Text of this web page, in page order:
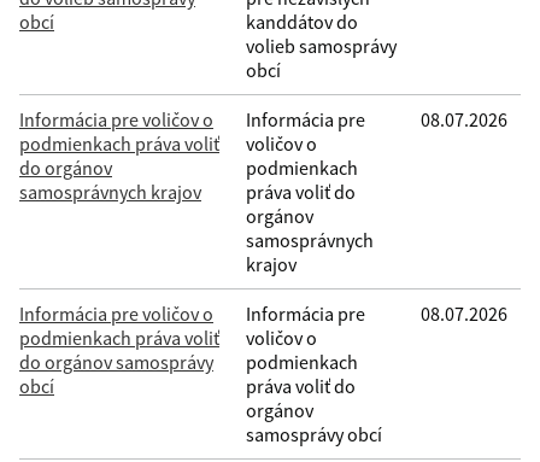
obcí
kanddátov do
volieb samosprávy
obcí
Informácia pre voličov o
podmienkach práva voliť
do orgánov
samosprávnych krajov
Informácia pre
voličov o
podmienkach
práva voliť do
orgánov
samosprávnych
krajov
08.07.2026
Informácia pre voličov o
podmienkach práva voliť
do orgánov samosprávy
obcí
Informácia pre
voličov o
podmienkach
práva voliť do
orgánov
samosprávy obcí
08.07.2026